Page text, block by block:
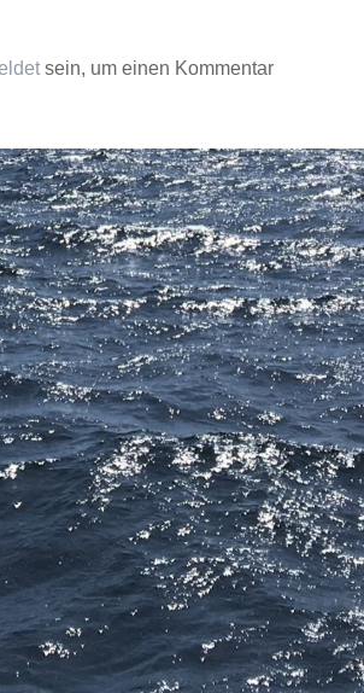
sein, um einen Kommentar